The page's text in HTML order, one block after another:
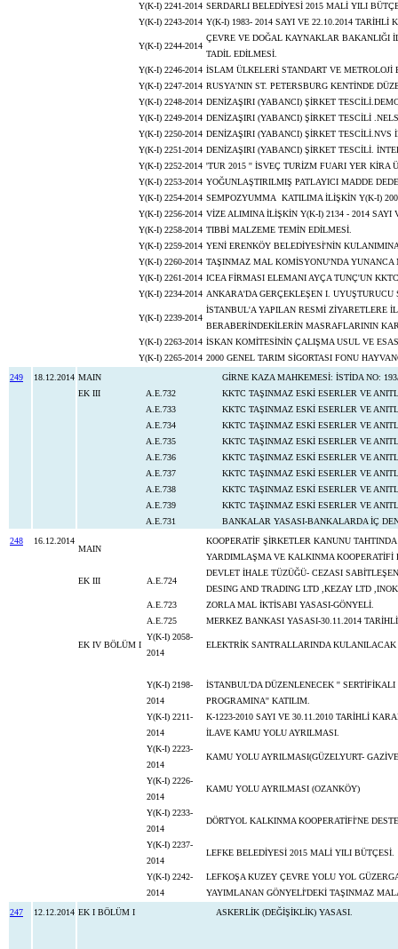
Y(K-I) 2241-2014 SERDARLI BELEDİYESİ 2015 MALİ YILI
Y(K-I) 2243-2014 Y(K-I) 1983- 2014 SAYI VE 22.10.2014 TARİHLİ
Y(K-I) 2244-2014
ÇEVRE VE DOĞAL KAYNAKLAR BAKANLIĞI
TADİL EDİLMESİ.
Y(K-I) 2246-2014 İSLAM ÜLKELERİ STANDART VE
Y(K-I) 2247-2014 RUSYA'NIN ST. PETERSBURG KENTİNDE
Y(K-I) 2248-2014 DENİZAŞIRI (YABANCI) ŞİRKET
Y(K-I) 2249-2014 DENİZAŞIRI (YABANCI) ŞİRKET TESCİLİ
Y(K-I) 2250-2014 DENİZAŞIRI (YABANCI) ŞİRKET
Y(K-I) 2251-2014 DENİZAŞIRI (YABANCI) ŞİRKET TESCİLİ.
Y(K-I) 2252-2014 'TUR 2015 '' İSVEÇ TURİZM FUARI YER KİRA
Y(K-I) 2253-2014 YOĞUNLAŞTIRILMIŞ PATLAYICI MADDE
Y(K-I) 2254-2014 SEMPOZYUMMA KATILIMA İLİŞKİN Y(K-I)
Y(K-I) 2256-2014 VİZE ALIMINA İLİŞKİN Y(K-I) 2134 - 2014 SAYI
Y(K-I) 2258-2014 TIBBİ MALZEME TEMİN EDİLMESİ.
Y(K-I) 2259-2014 YENİ ERENKÖY BELEDİYESİ'NİN
Y(K-I) 2260-2014 TAŞINMAZ MAL KOMİSYONU'NDA
Y(K-I) 2261-2014 ICEA FİRMASI ELEMANI AYÇA TUNÇ'UN
Y(K-I) 2234-2014 ANKARA'DA GERÇEKLEŞEN I.
Y(K-I) 2239-2014
İSTANBUL'A YAPILAN RESMİ ZİYARETLERE
BERABERİNDEKİLERİN MASRAFLARININ
Y(K-I) 2263-2014 İSKAN KOMİTESİNİN ÇALIŞMA USUL VE
Y(K-I) 2265-2014 2000 GENEL TARIM SİGORTASI FONU
249
18.12.2014 MAIN
GİRNE KAZA MAHKEMESİ: İSTİDA NO:
EK III
A.E.732
KKTC TAŞINMAZ ESKİ ESERLER VE
A.E.733
KKTC TAŞINMAZ ESKİ ESERLER VE
A.E.734
KKTC TAŞINMAZ ESKİ ESERLER VE
A.E.735
KKTC TAŞINMAZ ESKİ ESERLER VE
A.E.736
KKTC TAŞINMAZ ESKİ ESERLER VE
A.E.737
KKTC TAŞINMAZ ESKİ ESERLER VE
A.E.738
KKTC TAŞINMAZ ESKİ ESERLER VE
A.E.739
KKTC TAŞINMAZ ESKİ ESERLER VE
A.E.731
BANKALAR YASASI-
248
16.12.2014
MAIN
KOOPERATİF ŞİRKETLER KANUNU
YARDIMLAŞMA VE KALKINMA KOOPERATİFİ
EK III A.E.724
DEVLET İHALE TÜZÜĞÜ- CEZASI
DESING AND TRADING LTD ,KEZAY LTD
A.E.723
ZORLA MAL İKTİSABI YASASI-GÖNYELİ.
A.E.725
MERKEZ BANKASI YASASI-30.11.2014
EK IV BÖLÜM I
Y(K-I) 2058-
2014
ELEKTRİK SANTRALLARINDA
Y(K-I) 2198-
2014
İSTANBUL'DA DÜZENLENECEK ''
PROGRAMINA'' KATILIM.
Y(K-I) 2211-
2014
K-1223-2010 SAYI VE 30.11.2010 TARİHLİ
İLAVE KAMU YOLU AYRILMASI.
Y(K-I) 2223-
2014
KAMU YOLU AYRILMASI(GÜZELYURT-
Y(K-I) 2226-
2014
KAMU YOLU AYRILMASI (OZANKÖY)
Y(K-I) 2233-
2014
DÖRTYOL KALKINMA KOOPERATİFİ'NE
Y(K-I) 2237-
2014
LEFKE BELEDİYESİ 2015 MALİ YILI BÜTÇESİ.
Y(K-I) 2242-
2014
LEFKOŞA KUZEY ÇEVRE YOLU YOL
YAYIMLANAN GÖNYELİ'DEKİ TAŞINMAZ
247
12.12.2014 EK I BÖLÜM I ASKERLİK (DEĞİŞİKLİK) YASASI.